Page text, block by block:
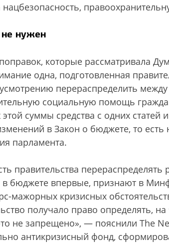
нацбезопасность,
нужен
которые рассматривала
одна, подготовленная
перераспределить
социальную помощь
этой суммы средства с одних
в Закон о бюджете, то
парламента.
правительства
в бюджете впервые, признают в
мажорных кризисных
получало право определять,
не запрещено», — пояснили The
антикризисный фонд,